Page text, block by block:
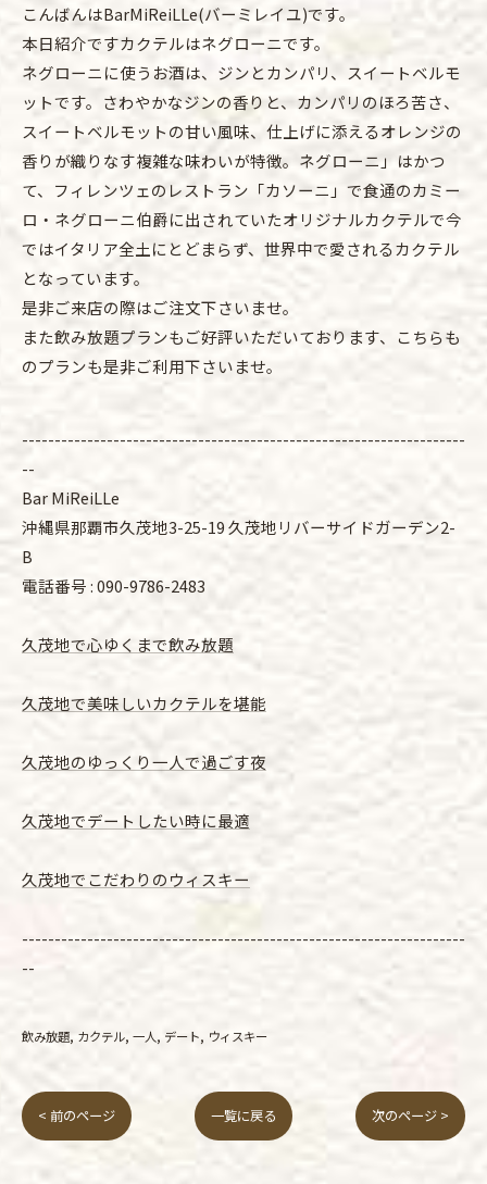
こんばんはBarMiReiLLe(バーミレイユ)です。
本日紹介ですカクテルはネグローニです。
ネグローニに使うお酒は、ジンとカンパリ、スイートベルモ
ットです。さわやかなジンの香りと、カンパリのほろ苦さ、
スイートベルモットの甘い風味、仕上げに添えるオレンジの
香りが織りなす複雑な味わいが特徴。ネグローニ」はかつ
て、フィレンツェのレストラン「カソーニ」で食通のカミー
ロ・ネグローニ伯爵に出されていたオリジナルカクテルで今
ではイタリア全土にとどまらず、世界中で愛されるカクテル
となっています。
是非ご来店の際はご注文下さいませ。
また飲み放題プランもご好評いただいております、こちらも
のプランも是非ご利用下さいませ。
--------------------------------------------------------------------
--
Bar MiReiLLe
沖縄県那覇市久茂地3-25-19 久茂地リバーサイドガーデン2-
B
電話番号 :090-9786-2483
久茂地で心ゆくまで飲み放題
久茂地で美味しいカクテルを堪能
久茂地のゆっくり一人で過ごす夜
久茂地でデートしたい時に最適
久茂地でこだわりのウィスキー
--------------------------------------------------------------------
--
飲み放題 カクテル 一人 デート ウィスキー
< 前のページ 一覧に戻る 次のページ >